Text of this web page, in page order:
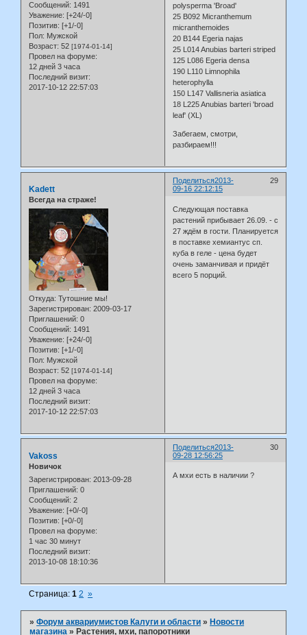
Сообщений: 1491
Уважение: [+24/-0]
Позитив: [+1/-0]
Пол: Мужской
Возраст: 52 [1974-01-14]
Провел на форуме:
12 дней 3 часа
Последний визит:
2017-10-12 22:57:03
polysperma 'Broad'
25 B092 Micranthemum
micranthemoides
20 B144 Egeria najas
25 L014 Anubias barteri striped
125 L086 Egeria densa
190 L110 Limnophila
heterophylla
150 L147 Vallisneria asiatica
18 L225 Anubias barteri 'broad
leaf' (XL)
Забегаем, смотри,
разбираем!!!
Поделиться 29
2013-
09-16 22:12:15
Kadett
Всегда на страже!
Откуда: Тутошние мы!
Зарегистрирован: 2009-03-17
Приглашений: 0
Сообщений: 1491
Уважение: [+24/-0]
Позитив: [+1/-0]
Пол: Мужской
Возраст: 52 [1974-01-14]
Провел на форуме:
12 дней 3 часа
Последний визит:
2017-10-12 22:57:03
Следующая поставка
растений прибывает 26.09. - с
27 ждём в гости. Планируется
в поставке хемиантус сп.
куба в геле - цена будет
очень заманчивая и придёт
всего 5 порций.
Поделиться 30
2013-
09-28 12:56:25
Vakoss
Новичок
Зарегистрирован: 2013-09-28
Приглашений: 0
Сообщений: 2
Уважение: [+0/-0]
Позитив: [+0/-0]
Провел на форуме:
1 час 30 минут
Последний визит:
2013-10-08 18:10:36
А мхи есть в наличии ?
Страница:1 2 »
»Форум аквариумистов Калуги и области » Новости
магазина » Растения, мхи, папоротники